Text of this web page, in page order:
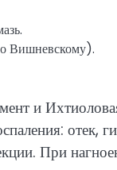
Вишневскому).
и
отек,
При